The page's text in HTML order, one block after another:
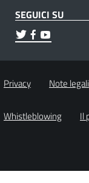
SEGUICI SU
Privacy Note legali
Whistleblowing Il